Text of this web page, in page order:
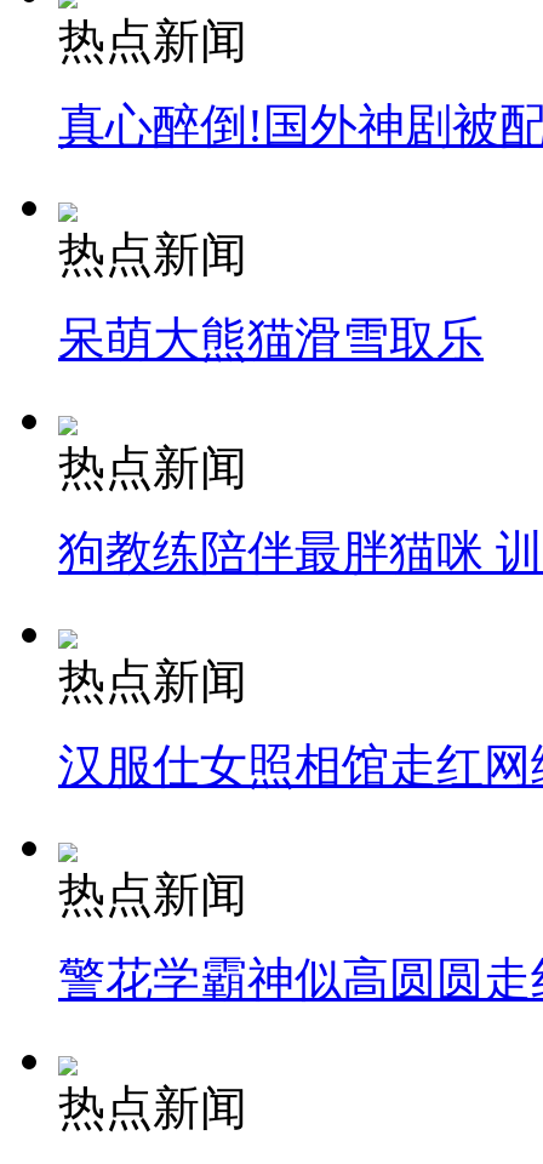
热点新闻
真心醉倒!国外神剧被
热点新闻
呆萌大熊猫滑雪取乐
热点新闻
狗教练陪伴最胖猫咪
热点新闻
汉服仕女照相馆走红网
热点新闻
警花学霸神似高圆圆走
热点新闻